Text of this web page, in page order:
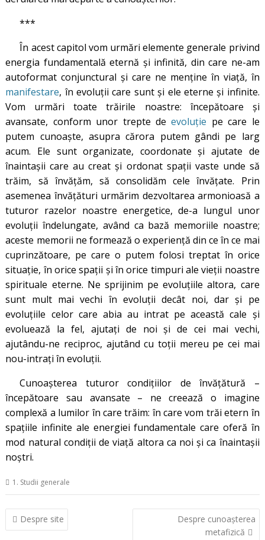
***
În acest capitol vom urmări elemente generale privind
energia fundamentală eternă și infinită, din care ne-am
autoformat conjunctural și care ne menține în viață, în
manifestare, în evoluții care sunt și ele eterne și infinite.
Vom urmări toate trăirile noastre: începătoare și
avansate, conform unor trepte deevoluție pe care le
putem cunoaște, asupra cărora putem gândi pe larg
acum. Ele sunt organizate, coordonate și ajutate de
înaintașii care au creat și ordonat spații vaste unde să
trăim, să învățăm, să consolidăm cele învățate. Prin
asemenea învățături urmărim dezvoltarea armonioasă a
tuturor razelor noastre energetice, de-a lungul unor
evoluții îndelungate, având ca bază memoriile noastre;
aceste memorii ne formează o experiență din ce în ce mai
cuprinzătoare, pe care o putem folosi treptat în orice
situație, în orice spații și în orice timpuri ale vieții noastre
spirituale eterne. Ne sprijinim pe evoluțiile altora, care
sunt mult mai vechi în evoluții decât noi, dar și pe
evoluțiile celor care abia au intrat pe această cale și
evoluează la fel, ajutați de noi și de cei mai vechi,
ajutându-ne reciproc, ajutând cu toții mereu pe cei mai
nou-intrați în evoluții.
Cunoașterea tuturor condițiilor de învățătură –
începătoare sau avansate – ne creează o imagine
complexă a lumilor în care trăim: în care vom trăi etern în
spațiile infinite ale energiei fundamentale care oferă în
mod natural condiții de viață altora ca noi și ca înaintașii
noștri.
1. Studii generale
Navigare
în
Despre site
Despre cunoașterea
metafizică